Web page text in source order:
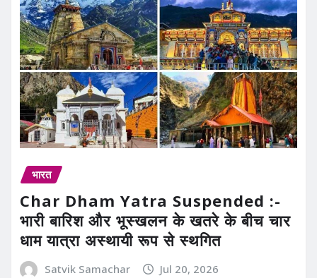
भारत
Char Dham Yatra Suspended :-
भारी बारिश और भूस्खलन के खतरे के बीच चार
धाम यात्रा अस्थायी रूप से स्थगित
Satvik Samachar Jul 20, 2026